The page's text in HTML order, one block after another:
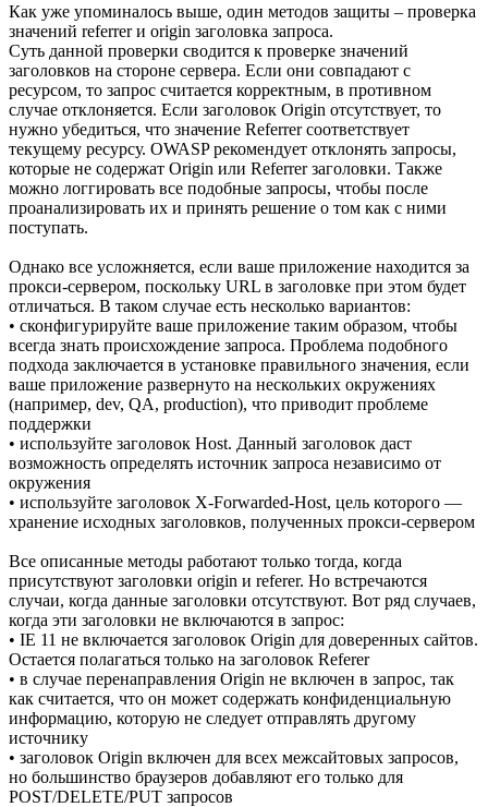
Как уже упоминалось выше, один методов защиты – проверка
значений referrer и origin заголовка запроса.
Суть данной проверки сводится к проверке значений
заголовков на стороне сервера. Если они совпадают с
ресурсом, то запрос считается корректным, в противном
случае отклоняется. Если заголовок Origin отсутствует, то
нужно убедиться, что значение Referrer соответствует
текущему ресурсу. OWASP рекомендует отклонять запросы,
которые не содержат Origin или Referrer заголовки. Также
можно логгировать все подобные запросы, чтобы после
проанализировать их и принять решение о том как с ними
поступать.
Однако все усложняется, если ваше приложение находится за
прокси-сервером, поскольку URL в заголовке при этом будет
отличаться. В таком случае есть несколько вариантов:
• сконфигурируйте ваше приложение таким образом, чтобы
всегда знать происхождение запроса. Проблема подобного
подхода заключается в установке правильного значения, если
ваше приложение развернуто на нескольких окружениях
(например, dev, QA, production), что приводит проблеме
поддержки
• используйте заголовок Host. Данный заголовок даст
возможность определять источник запроса независимо от
окружения
• используйте заголовок X-Forwarded-Host, цель которого —
хранение исходных заголовков, полученных прокси-сервером
Все описанные методы работают только тогда, когда
присутствуют заголовки origin и referer. Но встречаются
случаи, когда данные заголовки отсутствуют. Вот ряд случаев,
когда эти заголовки не включаются в запрос:
• IE 11 не включается заголовок Origin для доверенных сайтов.
Остается полагаться только на заголовок Referer
• в случае перенаправления Origin не включен в запрос, так
как считается, что он может содержать конфиденциальную
информацию, которую не следует отправлять другому
источнику
• заголовок Origin включен для всех межсайтовых запросов,
но большинство браузеров добавляют его только для
POST/DELETE/PUT запросов